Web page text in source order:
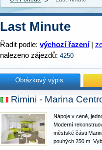
Last Minute
Řadit podle: výchozí řazení
nalezeno zájezdů: 4250
Obrázkový výpis
Rimini - Marina
Nápoje v ceně,
Moderní
městské části
pouhých 250 m.